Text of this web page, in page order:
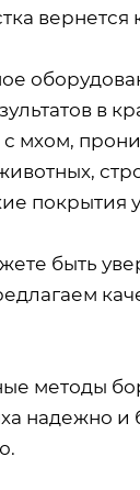
вернется
в
мхом,
покрытия
быть
методы
надежно